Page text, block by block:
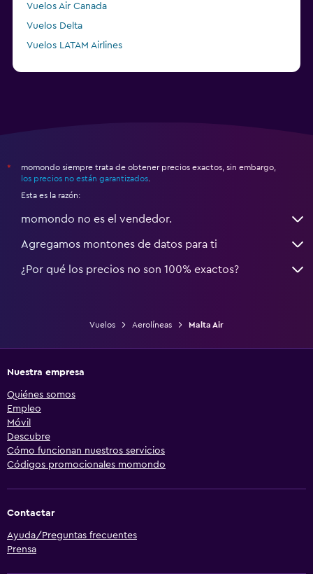
Vuelos Air Canada
Vuelos Delta
Vuelos LATAM Airlines
*
momondo siempre trata de obtener precios exactos, sin embargo,
los precios no están garantizados
Esta es la razón:
momondo no es el vendedor.
Agregamos montones de datos para ti
¿Por qué los precios no son 100% exactos?
Vuelos Aerolíneas Malta Air
Nuestra empresa
Quiénes somos
Empleo
Móvil
Descubre
Cómo funcionan nuestros servicios
Códigos promocionales momondo
Contactar
Ayuda/Preguntas frecuentes
Prensa